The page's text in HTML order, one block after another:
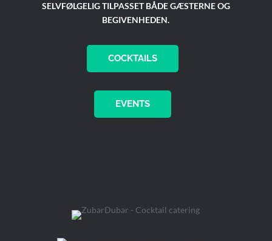
SELVFØLGELIG TILPASSET BÅDE GÆSTERNE OG
BEGIVENHEDEN.
COCKTAILS
EVENTS